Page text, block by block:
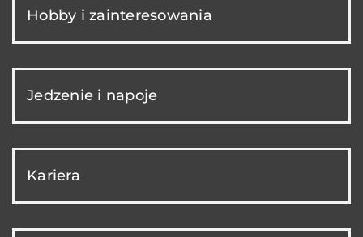
Hobby i zainteresowania
Jedzenie i napoje
Kariera